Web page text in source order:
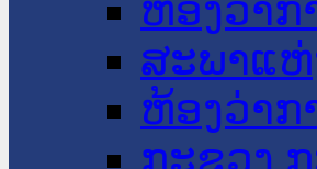
ຫ້ອງວ່າກ
ສະພາແຫ່
ຫ້ອງວ່າກ
ກະຊວງ